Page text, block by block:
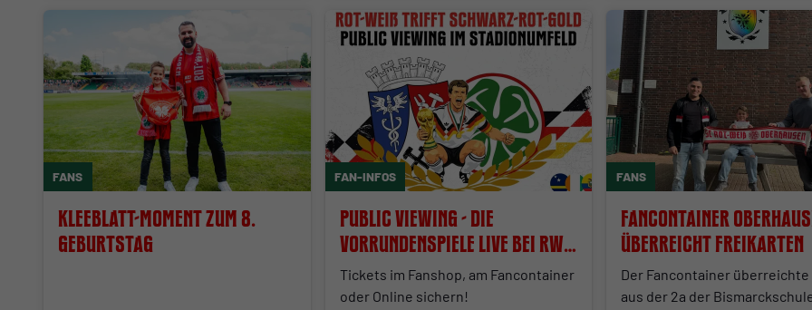
FANS
Kleeblatt-Moment zum 8.
Geburtstag
FAN-INFOS
Public Viewing - die
Vorrundenspiele live bei RWO
erleben
Tickets im Fanshop, am Fancontainer
oder Online sichern!
FANS
Fancontainer
überreicht Freikarten
Der Fancontainer
aus der 2a der